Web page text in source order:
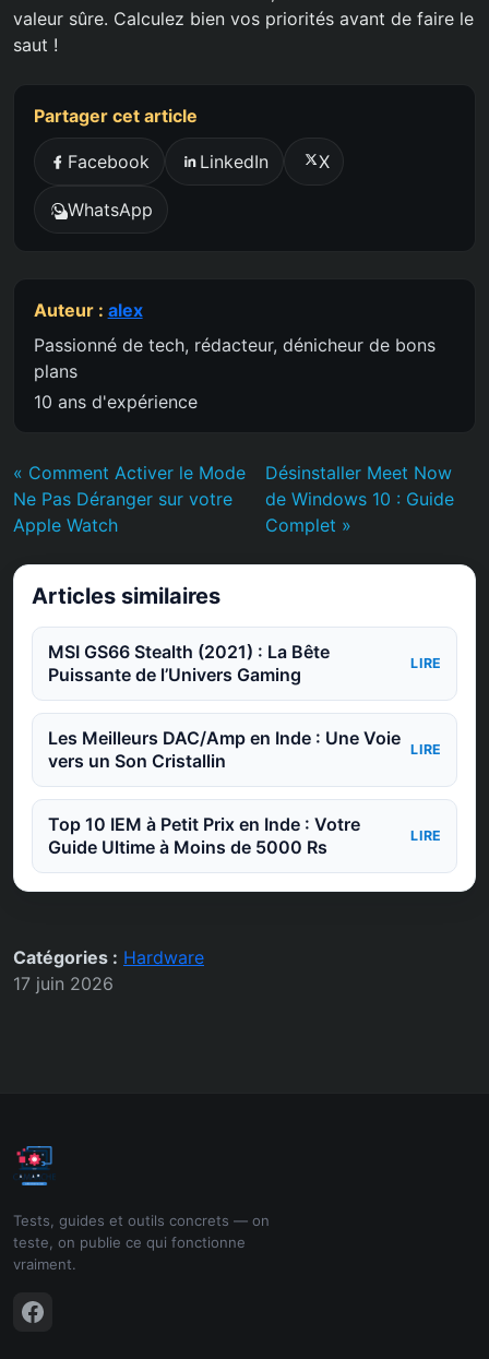
valeur sûre. Calculez bien vos priorités avant de faire le
saut !
Partager cet article
Facebook LinkedIn X
WhatsApp
Auteur : alex
Passionné de tech, rédacteur, dénicheur de bons
plans
10 ans d'expérience
« Comment Activer le Mode
Ne Pas Déranger sur votre
Apple Watch
Désinstaller Meet Now
de Windows 10 : Guide
Complet »
Articles similaires
MSI GS66 Stealth (2021) : La Bête
Puissante de l’Univers Gaming
LIRE
Les Meilleurs DAC/Amp en Inde : Une Voie
vers un Son Cristallin
LIRE
Top 10 IEM à Petit Prix en Inde : Votre
Guide Ultime à Moins de 5000 Rs
LIRE
Catégories : Hardware
17 juin 2026
Tests, guides et outils concrets — on
teste, on publie ce qui fonctionne
vraiment.